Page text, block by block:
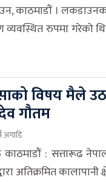
काठमाडौं ।
व्यवस्थित रुपमा गरेको
विषय मैले
गौतम
अगाडि
: सत्तारूढ
अतिक्रमित